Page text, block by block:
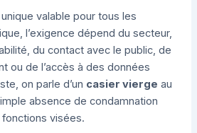
valable pour tous les
l’exigence dépend du secteur,
du contact avec le public, de
ou de l’accès à des données
on parle d’un casier vierge au
absence de condamnation
visées.